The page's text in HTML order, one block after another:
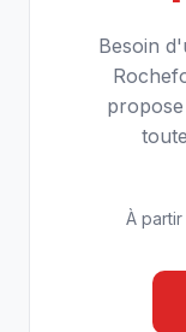
Besoin
À